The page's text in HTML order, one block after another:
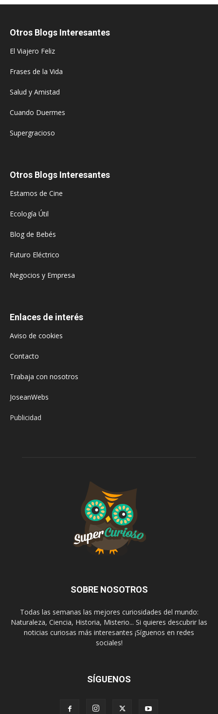
Otros Blogs Interesantes
El Viajero Feliz
Frases de la Vida
Salud y Amistad
Cuando Duermes
Supergracioso
Otros Blogs Interesantes
Estamos de Cine
Ecología Útil
Blog de Bebés
Futuro Eléctrico
Negocios y Empresa
Enlaces de interés
Aviso de cookies
Contacto
Trabaja con nosotros
JoseanWebs
Publicidad
SOBRE NOSOTROS
Todas las semanas las mejores curiosidades del mundo:
Naturaleza, Ciencia, Historia, Misterio... Si quieres descubrir las
noticias curiosas más interesantes ¡Síguenos en redes
sociales!
SÍGUENOS